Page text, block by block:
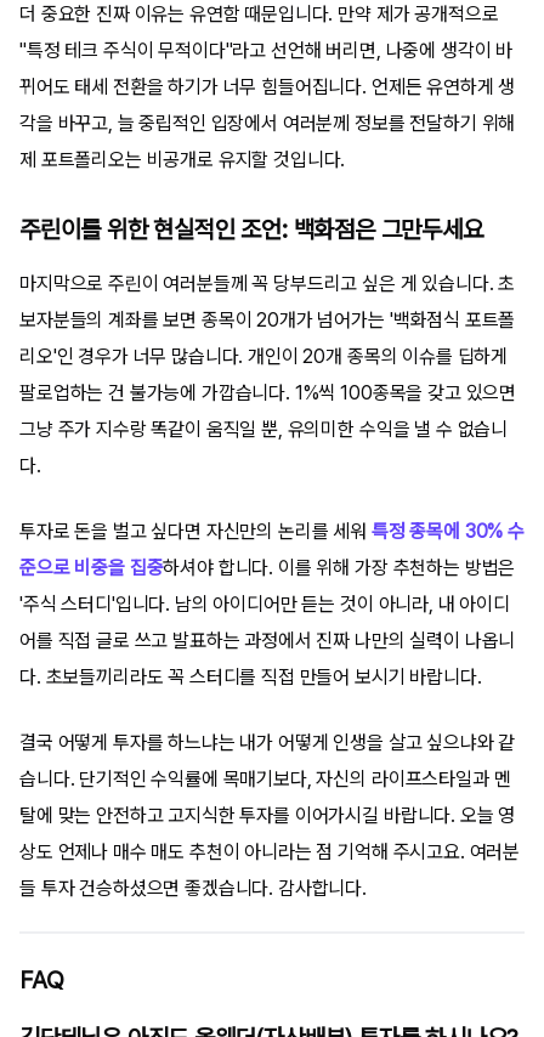
더 중요한 진짜 이유는 유연함 때문입니다. 만약 제가 공개적으로
"특정 테크 주식이 무적이다"라고 선언해 버리면, 나중에 생각이 바
뀌어도 태세 전환을 하기가 너무 힘들어집니다. 언제든 유연하게 생
각을 바꾸고, 늘 중립적인 입장에서 여러분께 정보를 전달하기 위해
제 포트폴리오는 비공개로 유지할 것입니다.
주린이를 위한 현실적인 조언: 백화점은 그만두세요
마지막으로 주린이 여러분들께 꼭 당부드리고 싶은 게 있습니다. 초
보자분들의 계좌를 보면 종목이 20개가 넘어가는 '백화점식 포트폴
리오'인 경우가 너무 많습니다. 개인이 20개 종목의 이슈를 딥하게
팔로업하는 건 불가능에 가깝습니다. 1%씩 100종목을 갖고 있으면
그냥 주가 지수랑 똑같이 움직일 뿐, 유의미한 수익을 낼 수 없습니
다.
투자로 돈을 벌고 싶다면 자신만의 논리를 세워 특정 종목에 30% 수
준으로 비중을 집중하셔야 합니다. 이를 위해 가장 추천하는 방법은
'주식 스터디'입니다. 남의 아이디어만 듣는 것이 아니라, 내 아이디
어를 직접 글로 쓰고 발표하는 과정에서 진짜 나만의 실력이 나옵니
다. 초보들끼리라도 꼭 스터디를 직접 만들어 보시기 바랍니다.
결국 어떻게 투자를 하느냐는 내가 어떻게 인생을 살고 싶으냐와 같
습니다. 단기적인 수익률에 목매기보다, 자신의 라이프스타일과 멘
탈에 맞는 안전하고 고지식한 투자를 이어가시길 바랍니다. 오늘 영
상도 언제나 매수 매도 추천이 아니라는 점 기억해 주시고요. 여러분
들 투자 건승하셨으면 좋겠습니다. 감사합니다.
FAQ